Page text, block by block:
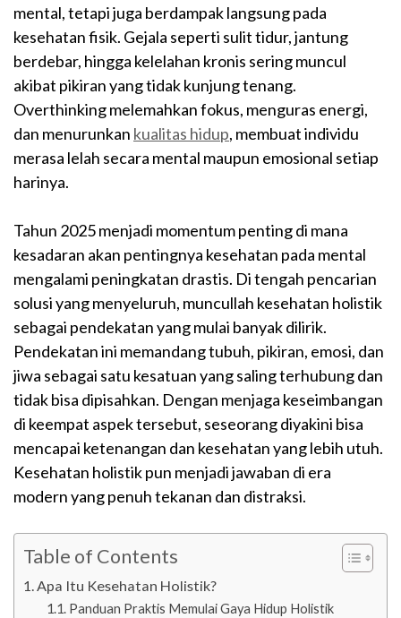
mental, tetapi juga berdampak langsung pada
kesehatan fisik. Gejala seperti sulit tidur, jantung
berdebar, hingga kelelahan kronis sering muncul
akibat pikiran yang tidak kunjung tenang.
Overthinking melemahkan fokus, menguras energi,
dan menurunkan kualitas hidup, membuat individu
merasa lelah secara mental maupun emosional setiap
harinya.
Tahun 2025 menjadi momentum penting di mana
kesadaran akan pentingnya kesehatan pada mental
mengalami peningkatan drastis. Di tengah pencarian
solusi yang menyeluruh, muncullah kesehatan holistik
sebagai pendekatan yang mulai banyak dilirik.
Pendekatan ini memandang tubuh, pikiran, emosi, dan
jiwa sebagai satu kesatuan yang saling terhubung dan
tidak bisa dipisahkan. Dengan menjaga keseimbangan
di keempat aspek tersebut, seseorang diyakini bisa
mencapai ketenangan dan kesehatan yang lebih utuh.
Kesehatan holistik pun menjadi jawaban di era
modern yang penuh tekanan dan distraksi.
Table of Contents
Apa Itu Kesehatan Holistik?
Panduan Praktis Memulai Gaya Hidup Holistik